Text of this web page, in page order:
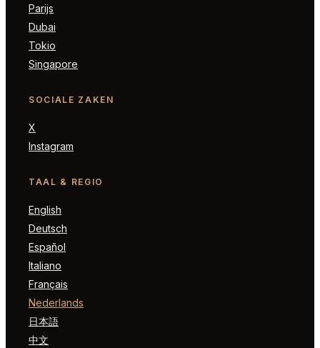
Parijs
Dubai
Tokio
Singapore
SOCIALE ZAKEN
X
Instagram
TAAL & REGIO
English
Deutsch
Español
Italiano
Français
Nederlands
日本語
中文